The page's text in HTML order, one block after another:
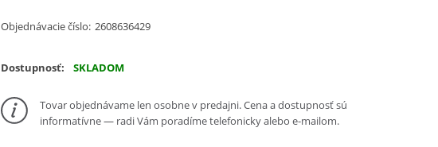
Objednávacie číslo: 2608636429
Dostupnosť: SKLADOM
Tovar objednávame len osobne v predajni. Cena a dostupnosť sú
informatívne — radi Vám poradíme telefonicky alebo e-mailom.